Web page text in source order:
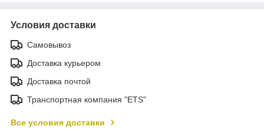
Условия доставки
Самовывоз
Доставка курьером
Доставка почтой
Транспортная компания "ETS"
Все условия доставки